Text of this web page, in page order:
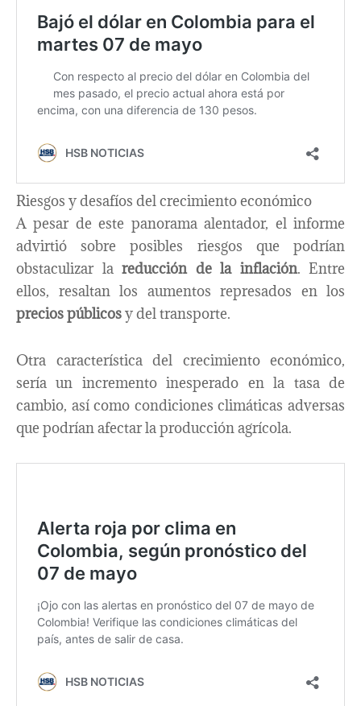
Riesgos y desafíos del crecimiento económico
A pesar de este panorama alentador, el informe
advirtió sobre posibles riesgos que podrían
obstaculizar la reducción de la inflación. Entre
ellos, resaltan los aumentos represados en los
precios públicosy del transporte.
Otra característica del crecimiento económico,
sería un incremento inesperado en la tasa de
cambio, así como condiciones climáticas adversas
que podrían afectar la producción agrícola.